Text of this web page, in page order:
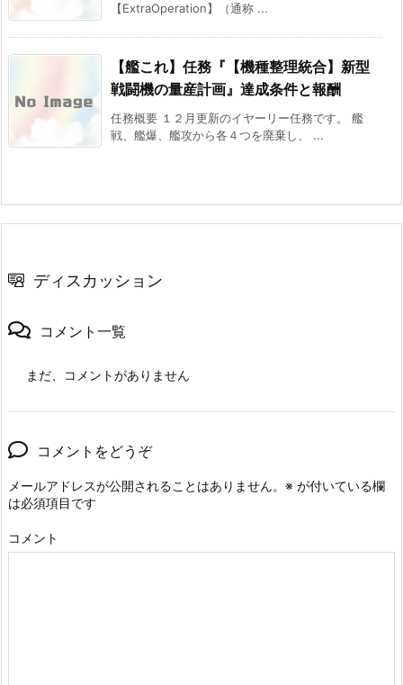
【ExtraOperation】（通称 ...
【艦これ】任務『【機種整理統合】新型
戦闘機の量産計画』達成条件と報酬
任務概要 １２月更新のイヤーリー任務です。 艦
戦、艦爆、艦攻から各４つを廃棄し、 ...
ディスカッション
コメント一覧
まだ、コメントがありません
コメントをどうぞ
メールアドレスが公開されることはありません。 ※ が付いている欄
は必須項目です
コメント